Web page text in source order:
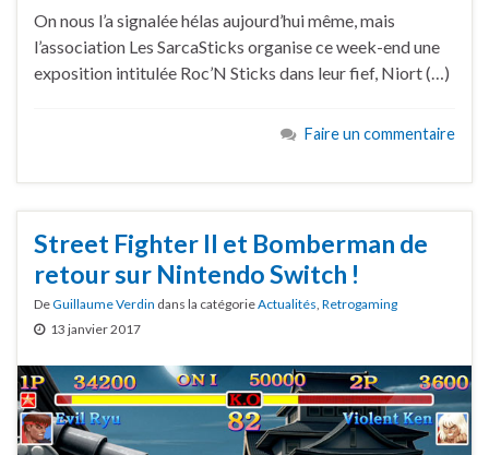
On nous l’a signalée hélas aujourd’hui même, mais
l’association Les SarcaSticks organise ce week-end une
exposition intitulée Roc’N Sticks dans leur fief, Niort (…)
Faire un commentaire
Street Fighter II et Bomberman de
retour sur Nintendo Switch !
DeGuillaume Verdin dans la catégorieActualités, Retrogaming
13 janvier 2017